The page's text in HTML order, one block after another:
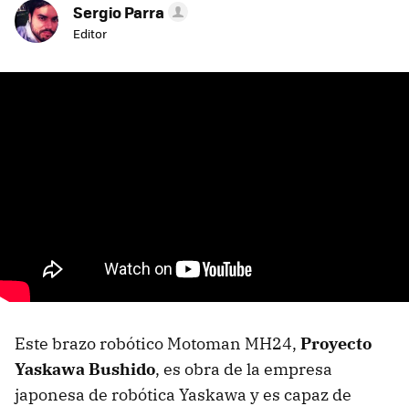
Sergio Parra
Editor
Este brazo robótico Motoman MH24, Proyecto
Yaskawa Bushido, es obra de la empresa
japonesa de robótica Yaskawa y es capaz de